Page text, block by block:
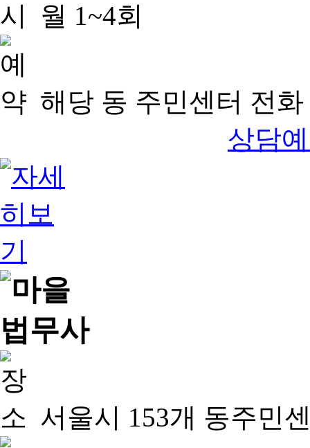
월 1~4회
해당 동 주민센터 전
상담
서울시 153개 동주민